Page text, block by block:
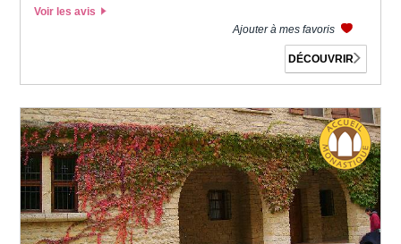
Voir les avis
Ajouter à mes favoris
DÉCOUVRIR